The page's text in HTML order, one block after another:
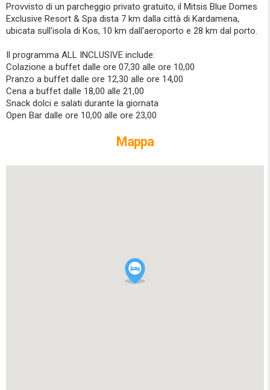
Provvisto di un parcheggio privato gratuito, il Mitsis Blue Domes
Exclusive Resort & Spa dista 7 km dalla città di Kardamena,
ubicata sull'isola di Kos, 10 km dall'aeroporto e 28 km dal porto.
Il programma ALL INCLUSIVE include:
Colazione a buffet dalle ore 07,30 alle ore 10,00
Pranzo a buffet dalle ore 12,30 alle ore 14,00
Cena a buffet dalle 18,00 alle 21,00
Snack dolci e salati durante la giornata
Open Bar dalle ore 10,00 alle ore 23,00
Mappa